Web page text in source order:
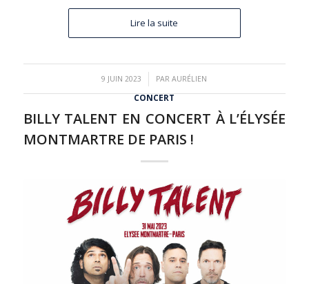
Lire la suite
9 JUIN 2023
/ PARAURÉLIEN
CONCERT
BILLY TALENT EN CONCERT À L’ÉLYSÉE
MONTMARTRE DE PARIS !